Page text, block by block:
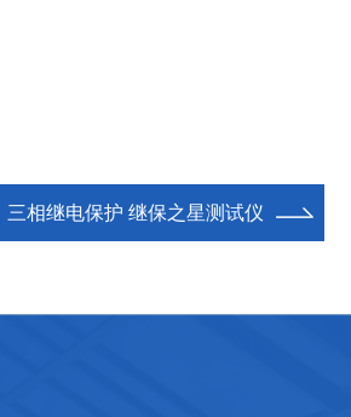
三相继电保护 继保之星测试仪